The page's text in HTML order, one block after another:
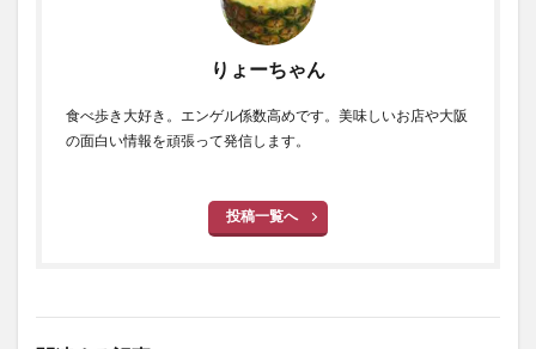
りょーちゃん
食べ歩き大好き。エンゲル係数高めです。美味しいお店や大阪
の面白い情報を頑張って発信します。
投稿一覧へ